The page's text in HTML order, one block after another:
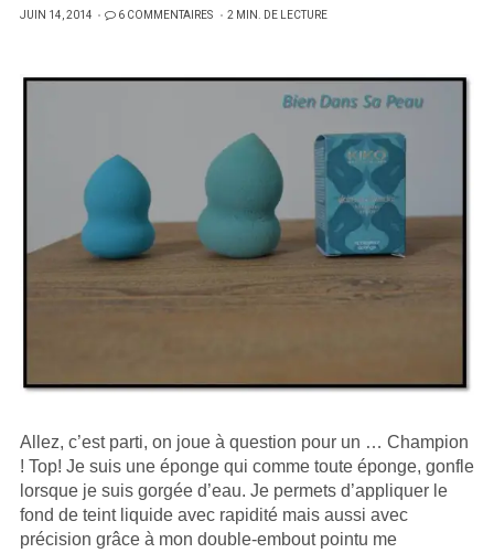
PUBLIÉ
JUIN 14, 2014 6 COMMENTAIRES 2 MIN. DE LECTURE
Allez, c’est parti, on joue à question pour un … Champion
! Top! Je suis une éponge qui comme toute éponge, gonfle
lorsque je suis gorgée d’eau. Je permets d’appliquer le
fond de teint liquide avec rapidité mais aussi avec
précision grâce à mon double-embout pointu me